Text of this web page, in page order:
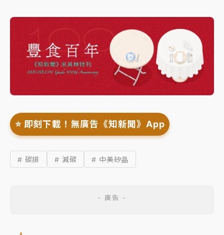
⭐️ 即刻下載！無廣告《知新聞》App
# 碳排 # 減碳 # 中美矽晶